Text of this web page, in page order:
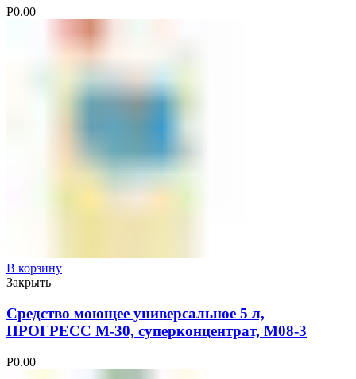
Р0.00
В корзину
Закрыть
Средство моющее универсальное 5 л,
ПРОГРЕСС М-30, суперконцентрат, М08-3
Р0.00